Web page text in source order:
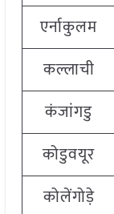
एर्नाकुलम
कल्लाची
कंजांगडु
कोडुवयूर
कोलेंगोड़े